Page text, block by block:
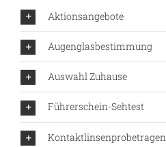
Aktionsangebote
Augenglasbestimmung
Auswahl Zuhause
Führerschein-Sehtest
Kontaktlinsenprobetragen